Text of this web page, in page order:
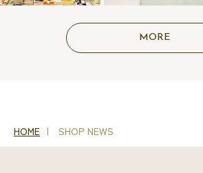
MORE
HOME SHOP NEWS